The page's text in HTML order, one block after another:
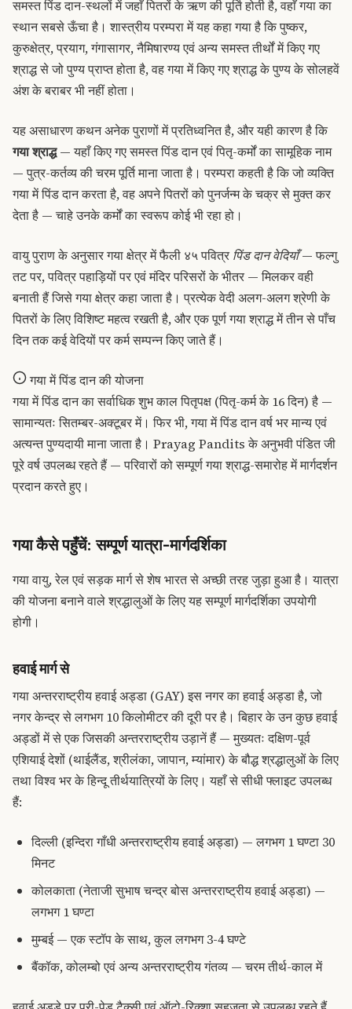
समस्त पिंड दान-स्थलों में जहाँ पितरों के ऋण की पूर्ति होती है, वहाँ गया का
स्थान सबसे ऊँचा है। शास्त्रीय परम्परा में यह कहा गया है कि पुष्कर,
कुरुक्षेत्र, प्रयाग, गंगासागर, नैमिषारण्य एवं अन्य समस्त तीर्थों में किए गए
श्राद्ध से जो पुण्य प्राप्त होता है, वह गया में किए गए श्राद्ध के पुण्य के सोलहवें
अंश के बराबर भी नहीं होता।
यह असाधारण कथन अनेक पुराणों में प्रतिध्वनित है, और यही कारण है कि
गया श्राद्ध— यहाँ किए गए समस्त पिंड दान एवं पितृ-कर्मों का सामूहिक नाम
— पुत्र-कर्तव्य की चरम पूर्ति माना जाता है। परम्परा कहती है कि जो व्यक्ति
गया में पिंड दान करता है, वह अपने पितरों को पुनर्जन्म के चक्र से मुक्त कर
देता है — चाहे उनके कर्मों का स्वरूप कोई भी रहा हो।
वायु पुराण के अनुसार गया क्षेत्र में फैली ४५ पवित्र पिंड दान वेदियाँ— फल्गु
तट पर, पवित्र पहाड़ियों पर एवं मंदिर परिसरों के भीतर — मिलकर वही
बनाती हैं जिसे गया क्षेत्र कहा जाता है। प्रत्येक वेदी अलग-अलग श्रेणी के
पितरों के लिए विशिष्ट महत्व रखती है, और एक पूर्ण गया श्राद्ध में तीन से पाँच
दिन तक कई वेदियों पर कर्म सम्पन्न किए जाते हैं।
गया में पिंड दान की योजना
गया में पिंड दान का सर्वाधिक शुभ काल पितृपक्ष (पितृ-कर्म के 16 दिन) है —
सामान्यतः सितम्बर-अक्टूबर में। फिर भी, गया में पिंड दान वर्ष भर मान्य एवं
अत्यन्त पुण्यदायी माना जाता है। Prayag Pandits के अनुभवी पंडित जी
पूरे वर्ष उपलब्ध रहते हैं — परिवारों को सम्पूर्ण गया श्राद्ध-समारोह में मार्गदर्शन
प्रदान करते हुए।
गया कैसे पहुँचें: सम्पूर्ण यात्रा-मार्गदर्शिका
गया वायु, रेल एवं सड़क मार्ग से शेष भारत से अच्छी तरह जुड़ा हुआ है। यात्रा
की योजना बनाने वाले श्रद्धालुओं के लिए यह सम्पूर्ण मार्गदर्शिका उपयोगी
होगी।
हवाई मार्ग से
गया अन्तरराष्ट्रीय हवाई अड्डा (GAY) इस नगर का हवाई अड्डा है, जो
नगर केन्द्र से लगभग 10 किलोमीटर की दूरी पर है। बिहार के उन कुछ हवाई
अड्डों में से एक जिसकी अन्तरराष्ट्रीय उड़ानें हैं — मुख्यतः दक्षिण-पूर्व
एशियाई देशों (थाईलैंड, श्रीलंका, जापान, म्यांमार) के बौद्ध श्रद्धालुओं के लिए
तथा विश्व भर के हिन्दू तीर्थयात्रियों के लिए। यहाँ से सीधी फ्लाइट उपलब्ध
हैं:
दिल्ली (इन्दिरा गाँधी अन्तरराष्ट्रीय हवाई अड्डा) — लगभग 1 घण्टा 30
मिनट
कोलकाता (नेताजी सुभाष चन्द्र बोस अन्तरराष्ट्रीय हवाई अड्डा) —
लगभग 1 घण्टा
मुम्बई — एक स्टॉप के साथ, कुल लगभग 3-4 घण्टे
बैंकॉक, कोलम्बो एवं अन्य अन्तरराष्ट्रीय गंतव्य — चरम तीर्थ-काल में